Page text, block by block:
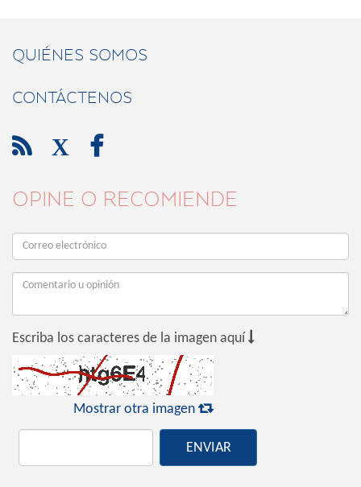
QUIÉNES SOMOS
CONTÁCTENOS
 X 
OPINE O RECOMIENDE
Escriba los caracteres de la imagen aquí 
Mostrar otra imagen 
ENVIAR